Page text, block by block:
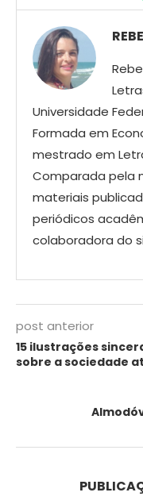
Universidade
Formada em
mestrado em
Comparada pela
materiais
periódicos
colaboradora do
post anterior
15 ilustrações
sobre a sociedade